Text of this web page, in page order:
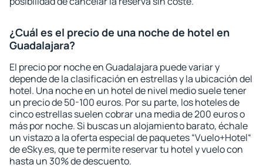
¿Cuál es el precio de una noche de hotel en
Guadalajara?
El precio por noche en Guadalajara puede variar y
depende de la clasificación en estrellas y la ubicación del
hotel. Una noche en un hotel de nivel medio suele tener
un precio de 50-100 euros. Por su parte, los hoteles de
cinco estrellas suelen cobrar una media de 200 euros o
más por noche. Si buscas un alojamiento barato, échale
un vistazo a la oferta especial de paquetes “Vuelo+Hotel“
de eSky.es, que te permite reservar tu hotel y vuelo con
hasta un 30% de descuento.